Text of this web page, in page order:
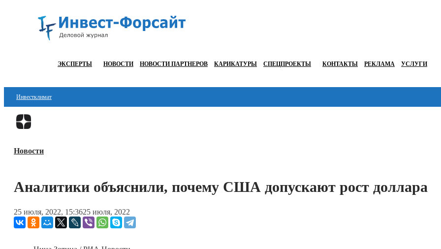
ЭКСПЕРТЫ НОВОСТИ НОВОСТИ ПАРТНЕРОВ КАРИКАТУРЫ СПЕЦПРОЕКТЫ КОНТАКТЫ РЕКЛАМА УСЛУГИ
Инвестклимат
Финансы
Блокчейн
ESG
Новости
Аналитики объяснили, почему США допускают рост доллара
25 июля, 2022, 15:3625 июля, 2022